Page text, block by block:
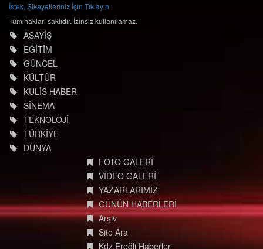
İstek, Şikayetleriniz İçin Tıklayın
Tüm hakları saklıdır. İzinsiz kullanılamaz.
ASAYİŞ
EĞİTİM
GÜNCEL
KÜLTÜR
KULİS HABER
SİNEMA
TEKNOLOJİ
TÜRKİYE
DÜNYA
FOTO GALERİ
VİDEO GALERİ
YAZARLARIMIZ
GÜNÜN HABERLERİ
Arşiv
Site Ara
Kdz.Ereğli Haberler